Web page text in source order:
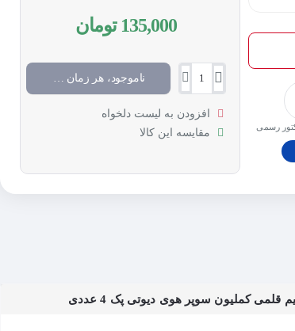
رسمی
135,000 تومان
ناموجود، هر زمان موجود شد خبرم کن
افزودن به لیست دلخواه
مقایسه این کالا
قلمی کملیون سوپر هوی دیوتی پک 4 عددی